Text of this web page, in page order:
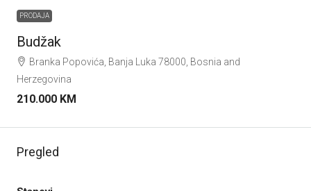
PRODAJA
Budžak
Branka Popovića, Banja Luka 78000, Bosnia and
Herzegovina
210.000 KM
Pregled